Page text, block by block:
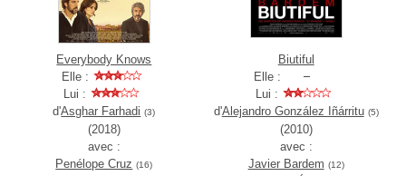
Everybody Knows
Elle :
Lui :
d'Asghar Farhadi (3)
(2018)
avec :
Penélope Cruz (16)
Biutiful
Elle :
Lui :
d'Alejandro González Iñárritu (5)
(2010)
avec :
Javier Bardem (12)